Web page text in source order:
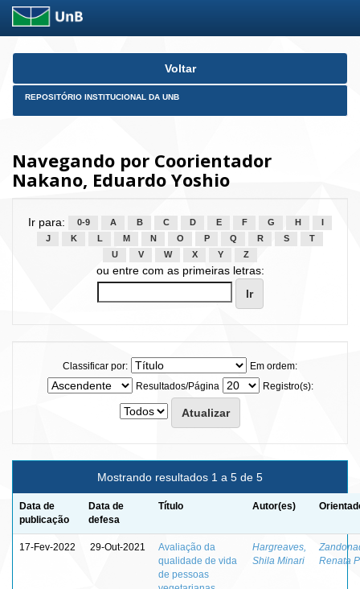
Skip
Voltar
REPOSITÓRIO INSTITUCIONAL DA UNB
Navegando por Coorientador
Nakano, Eduardo Yoshio
Ir para: 0-9 A B C D E F G H
J
K L M N O P Q R S
T
U
V W X Y Z
ou entre com as primeiras letras:
Classificar por:
Em ordem:
Resultados/Página
Registro(s):
Mostrando resultados 1 a 5 de 5
Data de
publicação
Data de
defesa
Título Autor(es)
17-Fev-2022 29-Out-2021
Avaliação da
qualidade de vida
de pessoas
Hargreaves,
Shila Minari
Renata